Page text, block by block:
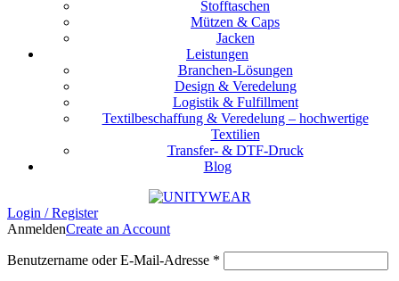
Stofftaschen
Mützen & Caps
Jacken
Leistungen
Branchen-Lösungen
Design & Veredelung
Logistik & Fulfillment
Textilbeschaffung & Veredelung – hochwertige
Textilien
Transfer- & DTF-Druck
Blog
Login / Register
AnmeldenCreate an Account
Benutzername oder E-Mail-Adresse *